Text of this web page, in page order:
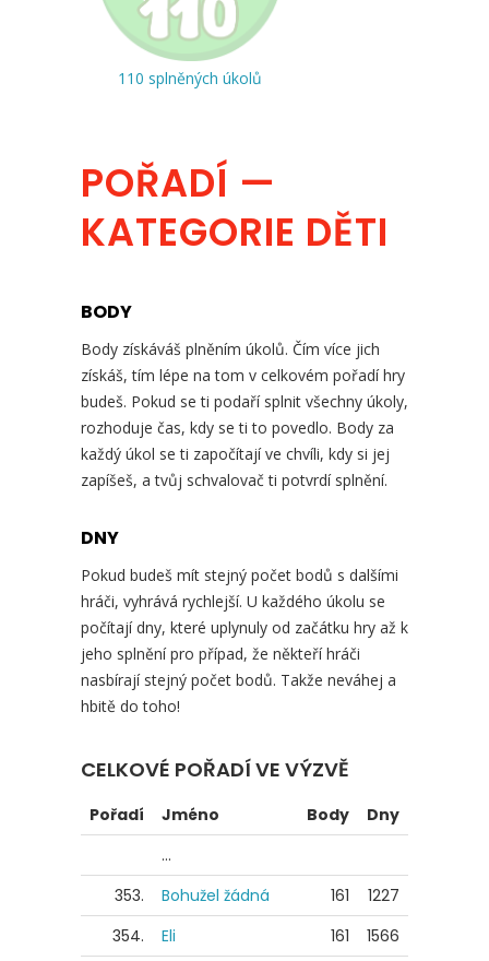
110 splněných úkolů
POŘADÍ —
KATEGORIE DĚTI
BODY
Body získáváš plněním úkolů. Čím více jich
získáš, tím lépe na tom v celkovém pořadí hry
budeš. Pokud se ti podaří splnit všechny úkoly,
rozhoduje čas, kdy se ti to povedlo. Body za
každý úkol se ti započítají ve chvíli, kdy si jej
zapíšeš, a tvůj schvalovač ti potvrdí splnění.
DNY
Pokud budeš mít stejný počet bodů s dalšími
hráči, vyhrává rychlejší. U každého úkolu se
počítají dny, které uplynuly od začátku hry až k
jeho splnění pro případ, že někteří hráči
nasbírají stejný počet bodů. Takže neváhej a
hbitě do toho!
CELKOVÉ POŘADÍ VE VÝZVĚ
Pořadí Jméno Body
Dny
...
353.
Bohužel žádná 161
1227
354.
Eli 161 1566